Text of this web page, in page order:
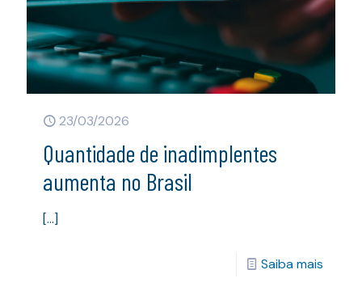
23/03/2026
Quantidade de inadimplentes
aumenta no Brasil
[…]
Saiba mais